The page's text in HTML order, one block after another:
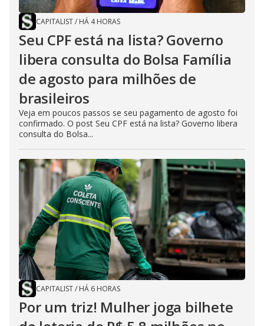
CAPITALIST/ HÁ 4 HORAS
Seu CPF está na lista? Governo
libera consulta do Bolsa Família
de agosto para milhões de
brasileiros
Veja em poucos passos se seu pagamento de agosto foi
confirmado. O post Seu CPF está na lista? Governo libera
consulta do Bolsa...
CAPITALIST/ HÁ 6 HORAS
Por um triz! Mulher joga bilhete